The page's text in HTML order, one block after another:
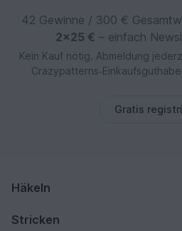
42 Gewinne / 300 €
2×25 € – einfach
Kein Kauf nötig. Abmeldung
Gratis
Häkeln
Stricken